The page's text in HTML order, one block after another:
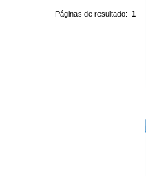
Páginas de resultado: 1